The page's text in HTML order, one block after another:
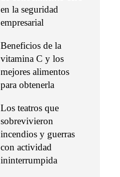
en la seguridad
empresarial
Beneficios de la
vitamina C y los
mejores alimentos
para obtenerla
Los teatros que
sobrevivieron
incendios y guerras
con actividad
ininterrumpida